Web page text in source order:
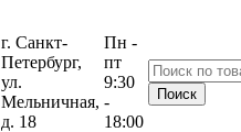
г. Санкт-
Петербург,
ул.
Мельничная,
д. 18
Пн -
пт
9:30
-
18:00